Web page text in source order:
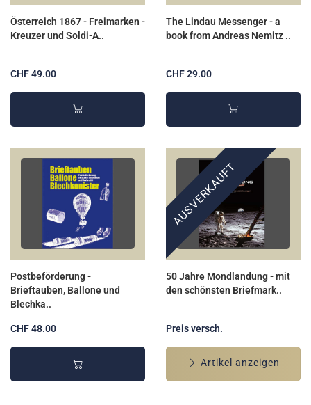
Österreich 1867 - Freimarken -
Kreuzer und Soldi-A..
CHF 49.00
The Lindau Messenger - a
book from Andreas Nemitz ..
CHF 29.00
Postbeförderung -
Brieftauben, Ballone und
Blechka..
CHF 48.00
AUSVERKAUFT
50 Jahre Mondlandung - mit
den schönsten Briefmark..
Preis versch.
Artikel anzeigen